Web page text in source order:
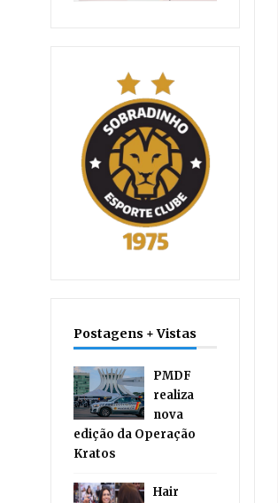
Postagens + Vistas
PMDF
realiza
nova
edição da Operação
Kratos
Hair